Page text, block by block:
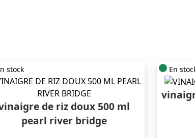
stock
de riz doux 500 ml
pearl river bridge
En